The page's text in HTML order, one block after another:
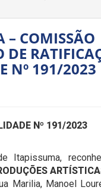
– COMISSÃO
DE
Nº 191/2023
Nº 191/2023
Itapissuma,
Marilia, Manoel